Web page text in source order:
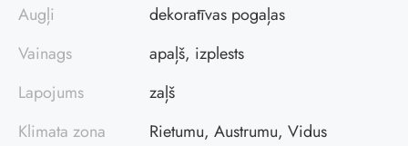
Augļi
dekoratīvas pogaļas
Vainags
apaļš, izplests
Lapojums
zaļš
Klimata zona
Rietumu, Austrumu, Vidus